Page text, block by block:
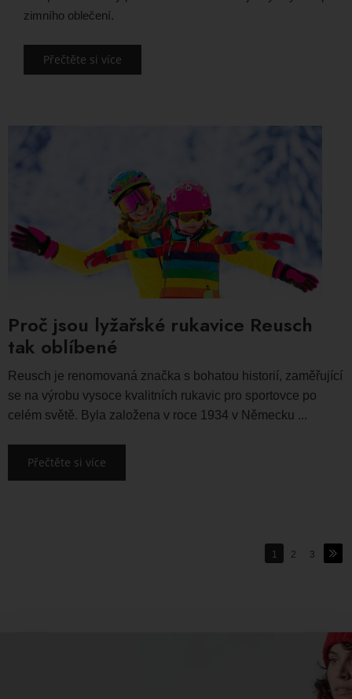
zimního oblečení.
Přečtěte si více
Proč jsou lyžařské rukavice Reusch
tak oblíbené
Reusch je renomovaná značka s bohatou historií, zaměřující
se na výrobu vysoce kvalitních rukavic pro sportovce po
celém světě. Byla založena v roce 1934 v Německu ...
Přečtěte si více
1 2 3